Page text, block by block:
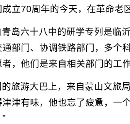
立70周年的今天，在革命老
青岛六十八中的研学专列是临
部门、协调铁路部门，多个
者，他们是来自相关部门的工
旅游大巴上，来自蒙山文旅
津有味，他也忘了疲惫，一